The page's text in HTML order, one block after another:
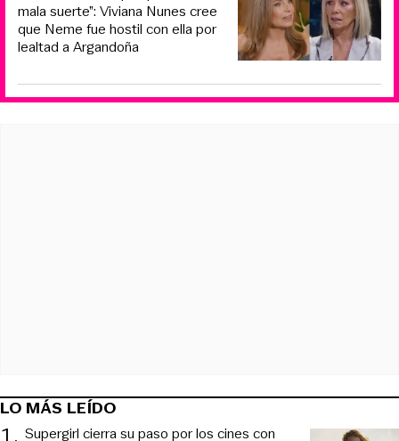
mala suerte”: Viviana Nunes cree
que Neme fue hostil con ella por
lealtad a Argandoña
LO MÁS LEÍDO
Supergirl cierra su paso por los cines con